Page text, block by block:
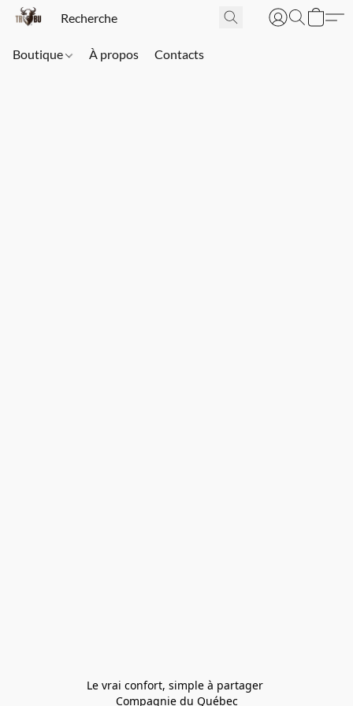
Boutique À propos Contacts
Le vrai confort, simple à partager
Compagnie du Québec